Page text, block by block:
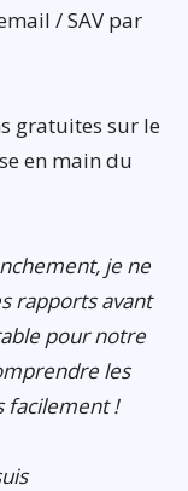
/ SAV par
gratuites sur le
en main du
je ne
rapports avant
pour notre
les
facilement !